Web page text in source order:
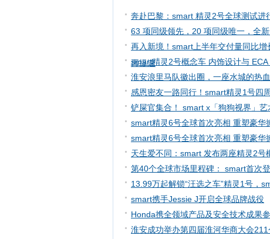
奔赴巴黎：smart 精灵2号全球测试进
63 项同级领先，20 项同级唯一，全
再入新境！smart上半年交付量同比
再提速
smart精灵2号概念车 内饰设计与
淮安浪里马队徽出圈，一座水城的热
感恩密友一路同行！smart精灵1号四
铲屎官集合！ smart x「狗狗视界」艺
smart精灵6号全球首次亮相 重塑豪华
smart精灵6号全球首次亮相 重塑豪华
天生爱不同：smart 发布两座精灵2
第40个全球市场里程碑： smart首次
13.99万起解锁“汪选之车”精灵1号，
smart携手Jessie J开启全球品牌战役
Honda携全领域产品及安全技术成果
淮安成功举办第四届淮河华商大会